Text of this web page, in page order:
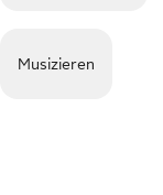
Musizieren